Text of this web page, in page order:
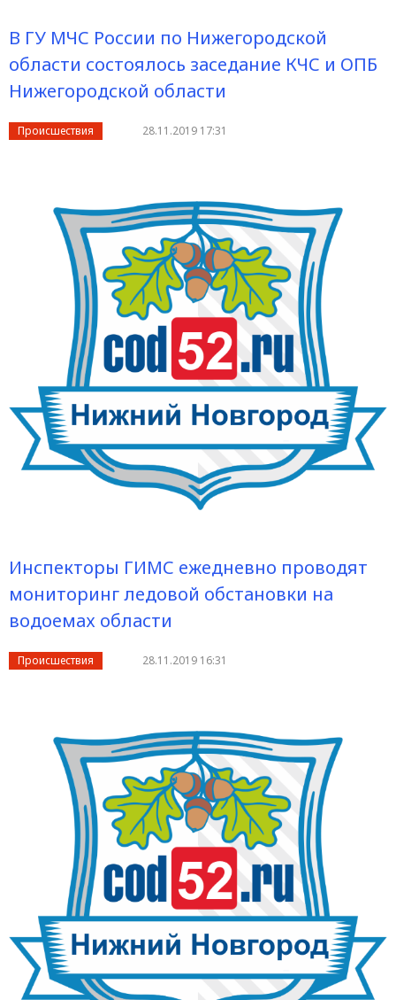
В ГУ МЧС России по Нижегородской
области состоялось заседание КЧС и ОПБ
Нижегородской области
Происшествия 28.11.2019 17:31
Инспекторы ГИМС ежедневно проводят
мониторинг ледовой обстановки на
водоемах области
Происшествия 28.11.2019 16:31